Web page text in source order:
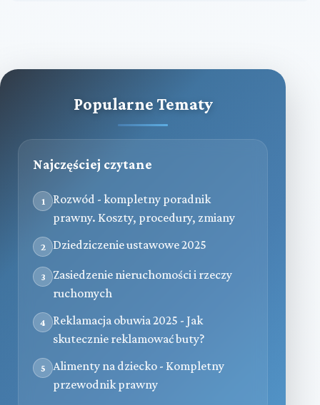
Popularne Tematy
Najczęściej czytane
1
Rozwód - kompletny poradnik
prawny. Koszty, procedury, zmiany
2 Dziedziczenie ustawowe 2025
3
Zasiedzenie nieruchomości i rzeczy
ruchomych
4
Reklamacja obuwia 2025 - Jak
skutecznie reklamować buty?
5
Alimenty na dziecko - Kompletny
przewodnik prawny